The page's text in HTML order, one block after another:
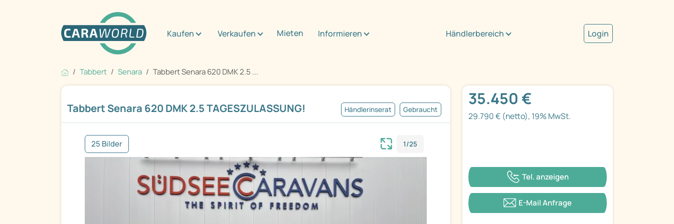
Kaufen Verkaufen Mieten Informieren Händlerbereich Login
Tabbert Senara Tabbert Senara 620 DMK 2.5 ...
Tabbert Senara 620 DMK 2.5 TAGESZULASSUNG! Händlerinserat Gebraucht
25 Bilder 1/25
35.450 €
29.790 € (netto), 19% MwSt.
Tel. anzeigen
E-Mail Anfrage